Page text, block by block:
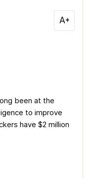
been at the
to improve
have $2 million